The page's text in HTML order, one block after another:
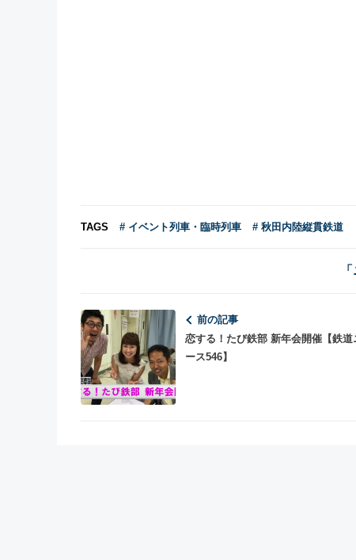
TAGS # イベント列車・臨時列車 # 秋田内陸縦貫鉄道
前の記事
恋する！たび鉄部 新年会開催【鉄道
ース546】